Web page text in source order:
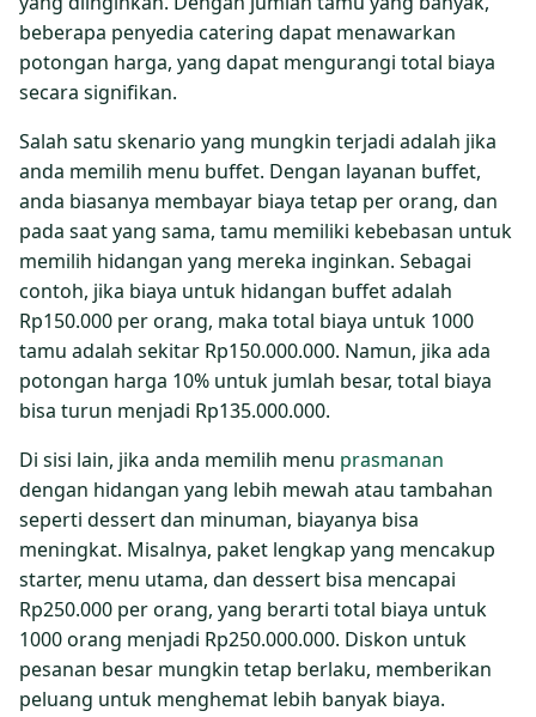
beberapa penyedia catering dapat menawarkan
potongan harga, yang dapat mengurangi total biaya
secara signifikan.
Salah satu skenario yang mungkin terjadi adalah jika
anda memilih menu buffet. Dengan layanan buffet,
anda biasanya membayar biaya tetap per orang, dan
pada saat yang sama, tamu memiliki kebebasan untuk
memilih hidangan yang mereka inginkan. Sebagai
contoh, jika biaya untuk hidangan buffet adalah
Rp150.000 per orang, maka total biaya untuk 1000
tamu adalah sekitar Rp150.000.000. Namun, jika ada
potongan harga 10% untuk jumlah besar, total biaya
bisa turun menjadi Rp135.000.000.
Di sisi lain, jika anda memilih menu prasmanan
dengan hidangan yang lebih mewah atau tambahan
seperti dessert dan minuman, biayanya bisa
meningkat. Misalnya, paket lengkap yang mencakup
starter, menu utama, dan dessert bisa mencapai
Rp250.000 per orang, yang berarti total biaya untuk
1000 orang menjadi Rp250.000.000. Diskon untuk
pesanan besar mungkin tetap berlaku, memberikan
peluang untuk menghemat lebih banyak biaya.